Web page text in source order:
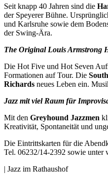
Seit knapp 40 Jahren sind die
der Speyerer Bühne.
und Karlsruhe sowie dem
der Swing-Ära.
The Original Louis Armstrong
Die Hot Five und Hot Seven
Formationen auf Tour. Die
Richards neues Leben ein.
Jazz mit viel Raum für
Mit den Greyhound Jazzmen
Kreativität, Spontaneität und
Die Eintrittskarten für die
Tel. 06232/14-2392 sowie unter
| Jazz im Rathaushof